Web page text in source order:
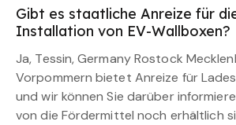
Gibt es staatliche Anreize für
Installation von EV-Wallboxen?
Ja, Tessin, Germany Rostock
Vorpommern bietet Anreize für
und wir können Sie darüber
von die Fördermittel noch erhältlich